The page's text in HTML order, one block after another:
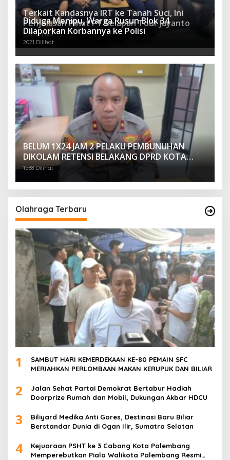
Terkait Kandasnya IRT ke Tanah Suci, Ini
Penjelasan Pihat PT Selapan Tour Jayanto
2233 Dilihat
Diduga Menipu, Warga Rusun Blok 34
Dilaporkan Korbannya ke Polisi
2021 Dilihat
BELUM 1X24 JAM 2 PELAKU PEMBUNUHAN
DIKOLAM RETENSI BELAKANG DPRD KOTA
PALEMBANG TELAH DIRINGKUS ANGGOTA
1588 Dilihat
Olahraga Terbaru
1
SAMBUT HARI KEMERDEKAAN KE-80 PEMAIN SFC
MERIAHKAN PERLOMBAAN MAKAN KERUPUK DAN BILIAR
2
Jalan Sehat Partai Demokrat Bertabur Hadiah
Doorprize Rumah dan Mobil, Dukungan Akbar HDCU
3
Biliyard Medika Anti Gores, Destinasi Baru Biliar
Berstandar Dunia di Ogan Ilir, Sumatra Selatan
4
Kejuaraan PSHT ke 3 Cabang Kota Palembang
Memperebutkan Piala Walikota Palembang Resmi